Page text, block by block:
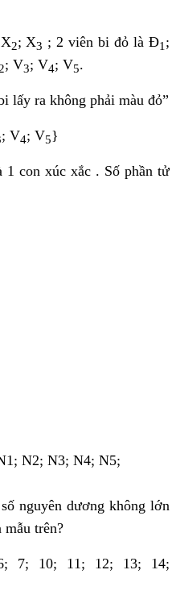
2; X3 ; 2 viên bi đỏ là Đ1 ;
2; V3; V4; V5.
lấy ra không phải màu đỏ”
; V4; V5}
1 con xúc xắc . Số phần tử
N2; N3; N4; N5;
nguyên dương không lớn
trên?
10; 11; 12; 13; 14;